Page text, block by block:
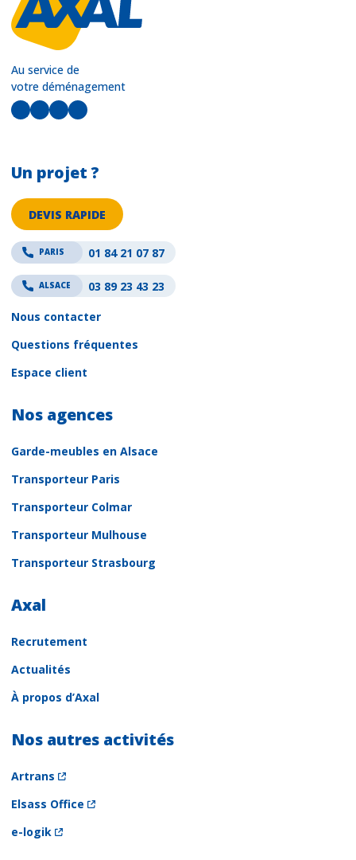
Au service de
votre déménagement
LinkedIn
Facebook
Instagram
YouTube
Un projet ?
DEVIS RAPIDE
PARIS 01 84 21 07 87
ALSACE 03 89 23 43 23
Nous contacter
Questions fréquentes
Espace client
Nos agences
Garde-meubles en Alsace
Transporteur Paris
Transporteur Colmar
Transporteur Mulhouse
Transporteur Strasbourg
Axal
Recrutement
Actualités
À propos d’Axal
Nos autres activités
Artrans
Elsass Office
e-logik